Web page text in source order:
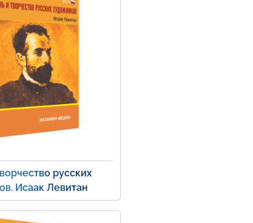
русских
Исаак Левитан